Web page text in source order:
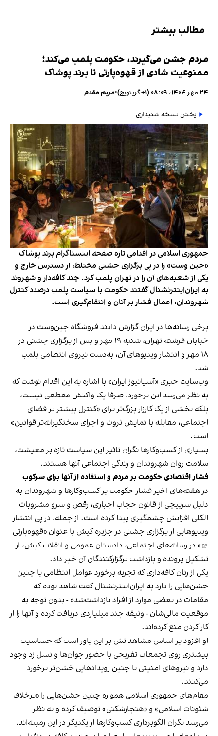
مطالب بیشتر
مردم جشن می‌گیرند، حکومت پلمب می‌کند؛
ممنوعیت شادی از قهوه‌پارتی تا برند پوشاک
۲۴ مهر ۱۴۰۴، ۰۸:۰۹ (‎+۱ گرینویچ) •مریم مقدم
پخش نسخه شنیداری
جمهوری اسلامی در اقدامی تازه صفحه اینستاگرام برند پوشاک
«جین وست» را در پی برگزاری جشنی مختلط، از دسترس خارج و
یکی از شعبه‌های آن را در تهران پلمب کرد. چند کافه‌‌دار و شهروند
به ایران‌اینترنشنال گفتند حکومت با سیاست پلمب درصدد کنترل
شهروندان، اعمال فشار بر آنان و انتقام‌گیری است.
برخی رسانه‌ها در ایران گزارش دادند فروشگاه جین‌وست در
خیابان فرشته تهران، شنبه ۱۹ مهر و پس از برگزاری جشنی در
۱۸ مهر و انتشار ویدیوهای آن، به‌دست نیروی انتظامی پلمب
شد.
وب‌سایت خبری «آسیانیوز ایران» با اشاره به این اقدام نوشت که
به نظر می‌رسد این برخورد، صرفا یک واکنش مقطعی نیست،
بلکه بخشی از یک کارزار بزرگ‌تر برای «کنترل بیشتر بر فضای
اجتماعی، مقابله با نمایش ثروت و اجرای سختگیرانه‌تر قوانین»
است.
بسیاری از کسب‌وکارها نگران تاثیر این سیاست‌ تازه بر معیشت،
سلامت روان شهروندان و زندگی اجتماعی آنها هستند.
فشار اقتصادی حکومت بر مردم و استفاده از آنها برای سرکوب
در هفته‌های اخیر فشار حکومت بر کسب‌وکارها و شهروندان به
دلیل سرپیچی از قانون حجاب اجباری، رقص و سرو مشروبات
الکلی افزایش چشمگیری پیدا کرده است. از جمله، در پی انتشار
ویدیوهایی از برگزاری جشنی در جزیره کیش با عنوان «قهوه‌پارتی
» در رسانه‌های اجتماعی، دادستان عمومی و انقلاب کیش، از
تشکیل پرونده و بازداشت برگزارکنندگان آن خبر داد.
یکی از زنان کافه‌داری که تجربه برخورد عوامل انتظامی با چنین
جشن‌هایی را دارد به ایران‌اینترنشنال گفت شاهد بوده که
مقامات در بعضی موارد از افراد بازداشت‌‌شده - بدون توجه به
موقعیت مالی‌شان - وثیقه چند میلیاردی دریافت کرده و آنها را از
کار کردن منع کرده‌اند.
او افزود بر اساس مشاهداتش بر این باور است که حساسیت
بیشتری روی تجمعات تفریحی با حضور جوان‌ها و نسل زد وجود
دارد و نیروهای امنیتی با چنین رویدادهایی خشن‌تر برخورد
می‌کنند.
مقام‌های جمهوری اسلامی همواره چنین جشن‌هایی را «برخلاف
شئونات اسلامی» و «هنجارشکنی» توصیف کرده و به نظر
می‌رسد نگران الگوبرداری کسب‌وکارها از یکدیگر در این زمینه‌اند.